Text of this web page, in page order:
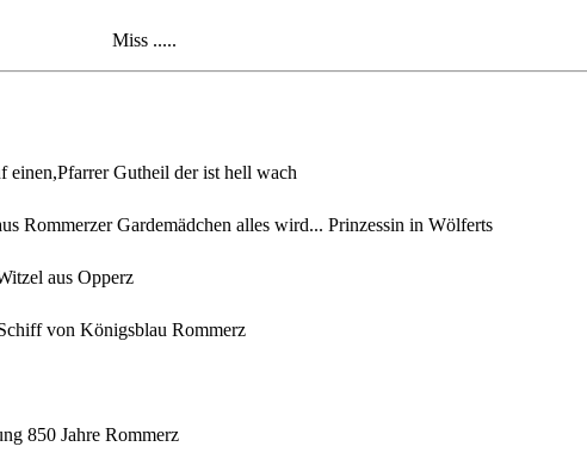
Kasse Miss .....
einen,Pfarrer Gutheil der ist hell wach
Rommerzer Gardemädchen alles wird... Prinzessin in Wölferts
aus Opperz
von Königsblau Rommerz
850 Jahre Rommerz